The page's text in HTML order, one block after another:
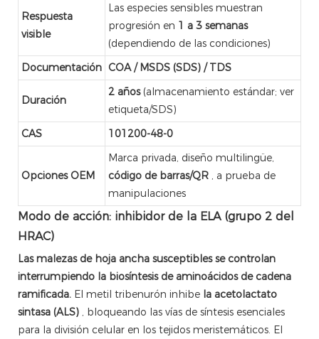
Respuesta
visible
Las especies sensibles muestran
progresión en 1 a 3 semanas
(dependiendo de las condiciones)
Documentación COA / MSDS (SDS) / TDS
Duración
2 años(almacenamiento estándar; ver
etiqueta/SDS)
CAS
101200-48-0
Opciones OEM
Marca privada, diseño multilingüe,
código de barras/QR , a prueba de
manipulaciones
Modo de acción: inhibidor de la ELA (grupo 2 del
HRAC)
Las malezas de hoja ancha susceptibles se controlan
interrumpiendo la biosíntesis de aminoácidos de cadena
ramificada. El metil tribenurón inhibe la acetolactato
sintasa (ALS) , bloqueando las vías de síntesis esenciales
para la división celular en los tejidos meristemáticos. El